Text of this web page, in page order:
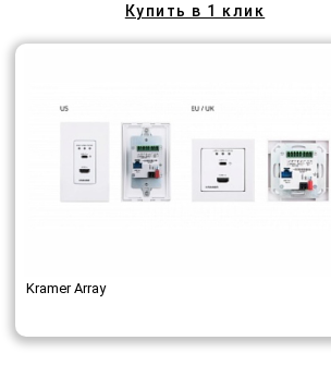
Купить в 1 клик
Kramer Array